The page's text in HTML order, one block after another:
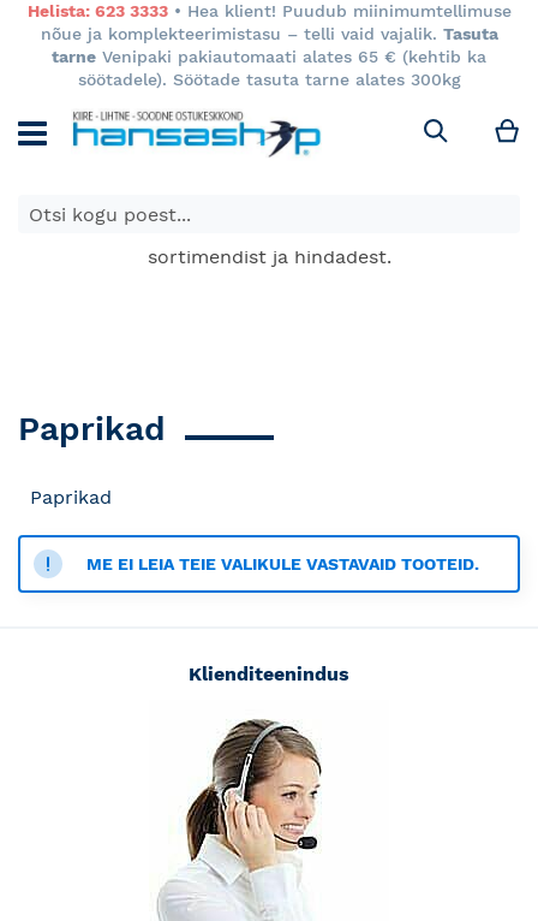
Helista: 623 3333• Hea klient! Puudub miinimumtellimuse
nõue ja komplekteerimistasu – telli vaid vajalik. Tasuta
tarne Venipaki pakiautomaati alates 65 € (kehtib ka
söötadele). Söötade tasuta tarne alates 300kg
Otsi
E-poes kuvatavad toodete hinnad kehtivad ainult e-
poes ja võivad erineda Keila ja Tartu poodide
sortimendist ja hindadest.
Paprikad
Paprikad
ME EI LEIA TEIE VALIKULE VASTAVAID TOOTEID.
Klienditeenindus